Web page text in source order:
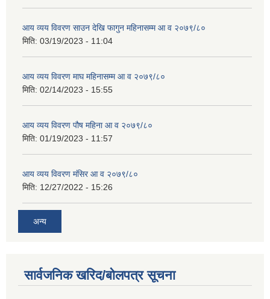
आय व्यय विवरण साउन देखि फागुन महिनासम्म आ व २०७९/८०
मिति: 03/19/2023 - 11:04
आय व्यय विवरण माघ महिनासम्म आ व २०७९/८०
मिति: 02/14/2023 - 15:55
आय व्यय विवरण पौष महिना आ व २०७९/८०
मिति: 01/19/2023 - 11:57
आय व्यय विवरण मंसिर आ व २०७९/८०
मिति: 12/27/2022 - 15:26
अन्य
सार्वजनिक खरिद/बोलपत्र सूचना